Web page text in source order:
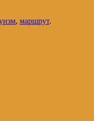
, маршрут.